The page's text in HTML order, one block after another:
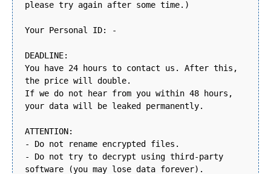
please try again after some time.)
Your Personal ID: -
DEADLINE:
You have 24 hours to contact us. After this,
the price will double.
If we do not hear from you within 48 hours,
your data will be leaked permanently.
ATTENTION:
- Do not rename encrypted files.
- Do not try to decrypt using third-party
software (you may lose data forever).